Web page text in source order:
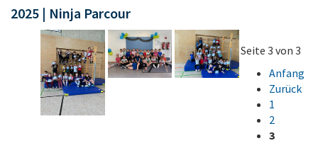
2025 | Ninja Parcour
Seite 3 von 3
Anfang
Zurück
1
2
3